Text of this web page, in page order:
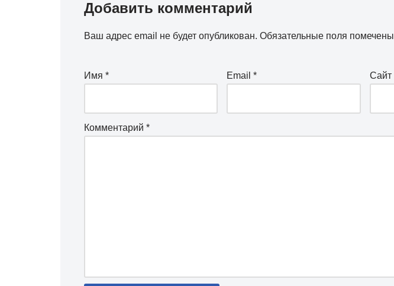
Добавить комментарий
Ваш адрес email не будет опубликован. Обязательные поля помечены
Имя * Email* Сайт
Комментарий *